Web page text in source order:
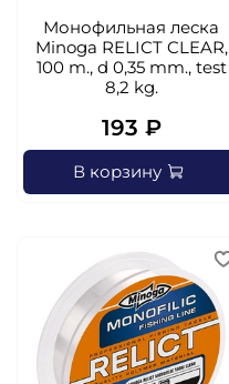
Монофильная леска
Minoga RELICT CLEAR,
100 m., d 0,35 mm., test
8,2 kg.
193 ₽
В корзину